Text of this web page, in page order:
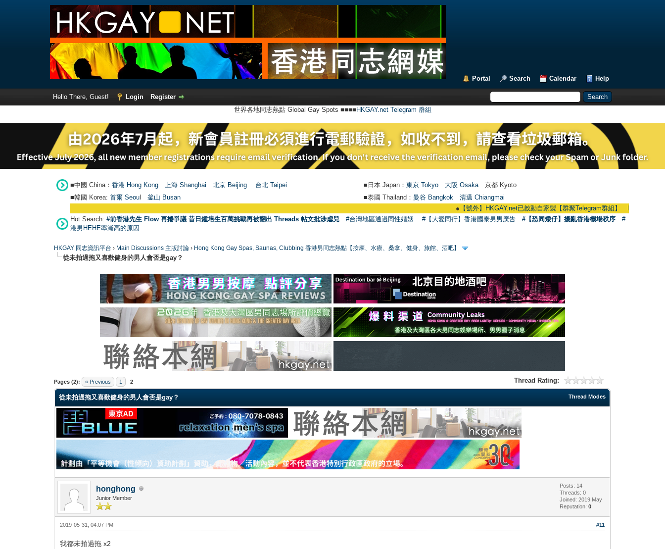
Portal Search Calendar Help
Hello There, Guest! Login
Register
世界各地同志熱點 Global Gay Spots ■■■■ HKGAY.net Telegram 群組
■中國 China： 香港 Hong Kong 上海 Shanghai 北京 Beijing 台北 Taipei ■日本 Japan： 東京 Tokyo 大阪 Osaka 京都 Kyoto
■韓國 Korea: 首爾 Seou 釜山 Busan ■泰國 Thailand： 曼谷 Bangkok
清邁 Chiangmai
【號外】HKGAY.net已啟動自家製【群聚Telegram群組】 HKGAY.net has
Hot Search: #前香港先生 Flow 再捲爭議 昔日鍾培生百萬挑戰再被翻出 Threads 帖文批涉虐兒 #台灣地區通過同性婚姻 #【大愛同行】香港國泰男男廣告 #【恐同矮仔】擾亂香港機場秩序
#
港男HEHE率漸高的原因
HKGAY 同志資訊平台 › Main Discussions 主版討論 › Hong Kong Gay Spas, Saunas, Clubbing 香港男同志熱點【按摩、水療、桑拿、健身、旅館、酒吧】
從未拍過拖又喜歡健身的男人會否是gay？
Pages (2): « Previous 1 2 Thread Rating:
0 Vote(s) - 0 Average
1
2
3
4
5
Thread Modes
從未拍過拖又喜歡健身的男人會否是gay？
honghong
Junior Member
Posts: 14
Threads: 0
Joined: 2019 May
Reputation:0
#11
2019-05-31, 04:07 PM
我都未拍過拖 x2